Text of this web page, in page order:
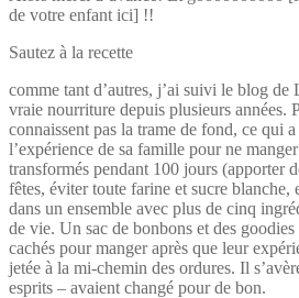
de votre enfant ici] !!
Sautez à la recette
comme tant d’autres, j’ai suivi le blog
vraie nourriture depuis plusieurs années.
connaissent pas la trame de fond, ce qui
l’expérience de sa famille pour ne
transformés pendant 100 jours (apporter
fêtes, éviter toute farine et sucre blanche,
dans un ensemble avec plus de cinq
de vie. Un sac de bonbons et des goodies
cachés pour manger après que leur
jetée à la mi-chemin des ordures. Il
esprits – avaient changé pour de bon.